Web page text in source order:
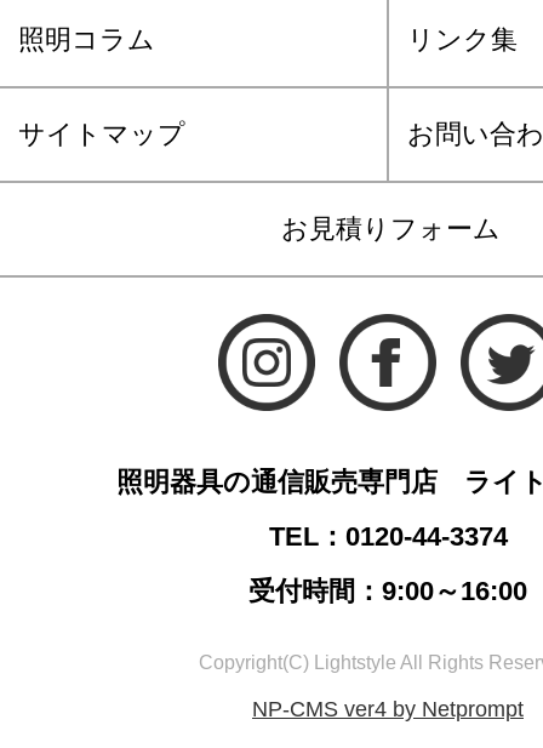
照明コラム リンク集
サイトマップ お問い合
お見積りフォーム
照明器具の通信販売専門店 ライ
TEL：0120-44-3374
受付時間：9:00～16:00
Copyright(C) Lightstyle All Rights
NP-CMS ver4 by Netprompt